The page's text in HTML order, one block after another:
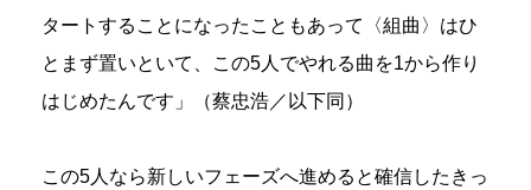
タートすることになったこともあって〈組曲〉はひ
とまず置いといて、この5人でやれる曲を1から作り
はじめたんです」（蔡忠浩／以下同）
この5人なら新しいフェーズへ進めると確信したきっ